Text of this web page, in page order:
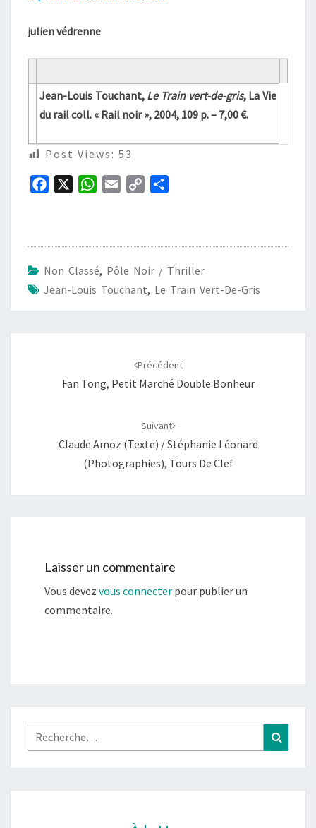
julien védrenne
Jean-Louis Touchant, Le Train vert-de-gris, La Vie
du rail coll. « Rail noir », 2004, 109 p. – 7,00 €.
Post Views: 53
o
o
k
W
A
p
i
n
k
g
e
r
Non Classé, Pôle Noir / Thriller
Jean-Louis Touchant, Le Train Vert-De-Gris
Précédent
Fan Tong, Petit Marché Double Bonheur
Suivant
Claude Amoz (texte) / Stéphanie Léonard
(photographies), Tours De Clef
Laisser un commentaire
Vous devez vous connecter pour publier un
commentaire.
Rechercher :